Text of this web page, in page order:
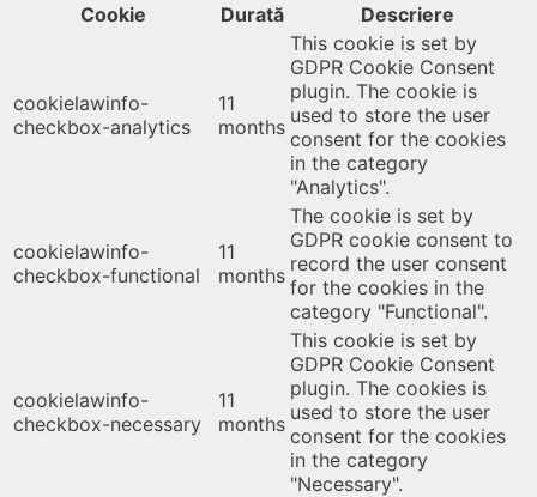
Cookie
Durată Descriere
cookielawinfo-
checkbox-analytics
11
months
This cookie is set by
GDPR Cookie Consent
plugin. The cookie is
used to store the user
consent for the cookies
in the category
"Analytics".
cookielawinfo-
checkbox-functional
11
months
The cookie is set by
GDPR cookie consent to
record the user consent
for the cookies in the
category "Functional".
cookielawinfo-
checkbox-necessary
11
months
This cookie is set by
GDPR Cookie Consent
plugin. The cookies is
used to store the user
consent for the cookies
in the category
"Necessary".